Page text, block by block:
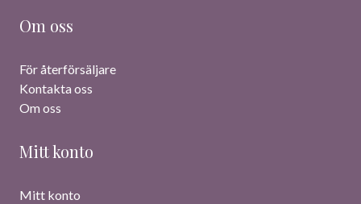
Om oss
För återförsäljare
Kontakta oss
Om oss
Mitt konto
Mitt konto